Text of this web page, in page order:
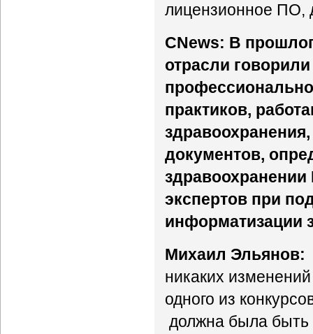
лицензионное ПО,
CNews: В
отрасли
практиков,
документов,
экспертов при
информатизации
Михаил Эльянов:
никаких
одного из
должна была быть